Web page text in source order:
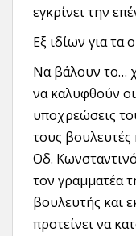
εγκρίνει την
Εξ ιδίων για τα
Να βάλουν το…
να καλυφθούν
υποχρεώσεις
τους
Οδ.
τον γραμματέα
βουλευτής και
προτείνει να